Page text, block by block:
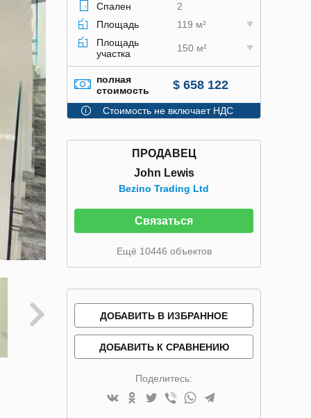
Спален
2
Площадь
119 м²
Площадь
участка
150 м²
полная
стоимость
$ 658 122
Стоимость не включает НДС
ПРОДАВЕЦ
John Lewis
Bezino Trading Ltd
Связаться
Ещё 10446 объектов
ДОБАВИТЬ В ИЗБРАННОЕ
ДОБАВИТЬ К СРАВНЕНИЮ
Поделитесь: